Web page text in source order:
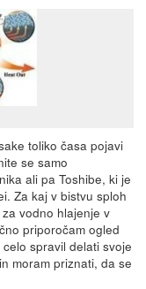
toliko časa pojavi
se samo
ali pa Toshibe, ki je
Za kaj v bistvu sploh
vodno hlajenje v
priporočam ogled
spravil delati svoje
moram priznati, da se